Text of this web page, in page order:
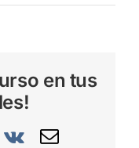
en tus
Vk
Correo